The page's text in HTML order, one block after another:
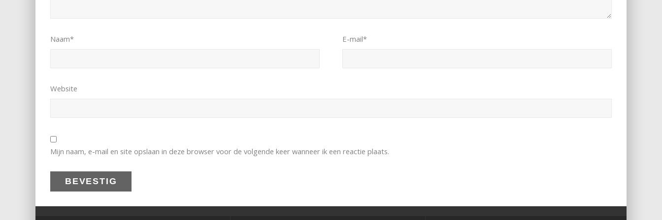
Naam* E-mail*
Website
Mijn naam, e-mail en site opslaan in deze browser voor de volgende keer wanneer ik een reactie plaats.